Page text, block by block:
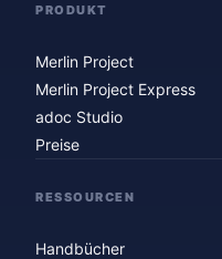
PRODUKT
Merlin Project
Merlin Project Express
adoc Studio
Preise
RESSOURCEN
Handbücher